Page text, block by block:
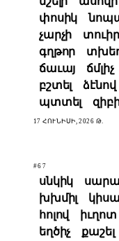
փոսիկ
չարչի
տուիր
գղթոր
ճաւայ
ճմլիչ
բշտել
ձէնով
պտտել
17 ՀՈՒՆԻՍԻ, 2026 Թ.
#67
սնկիկ
խխմիլ
հոլով
իւղոտ
եղծիչ
քաշել